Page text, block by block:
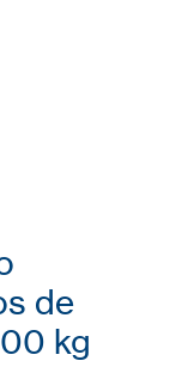
de
kg